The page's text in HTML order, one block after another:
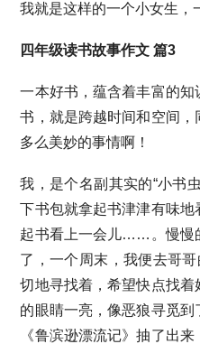
我就是这样的一个小女生，
四年级读书故事作文 篇3
一本好书，蕴含着丰富的
书，就是跨越时间和空间
多么美妙的事情啊！
我，是个名副其实的“小书
下书包就拿起书津津有味
起书看上一会儿……。慢慢
了，一个周末，我便去哥哥
切地寻找着，希望快点找
的眼睛一亮，像恶狼寻觅
《鲁滨逊漂流记》抽了出